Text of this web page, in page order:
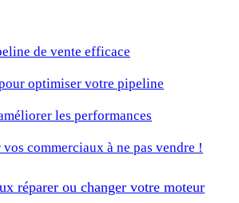
de vente efficace
optimiser votre pipeline
les performances
commerciaux à ne pas vendre !
réparer ou changer votre moteur